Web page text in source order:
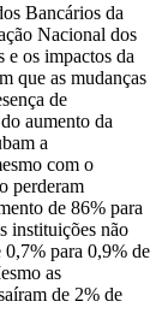
Bancários da
Nacional dos
e os impactos da
que as mudanças
de
aumento da
a
com o
perderam
de 86% para
instituições não
0,7% para 0,9% de
as
de 2% de